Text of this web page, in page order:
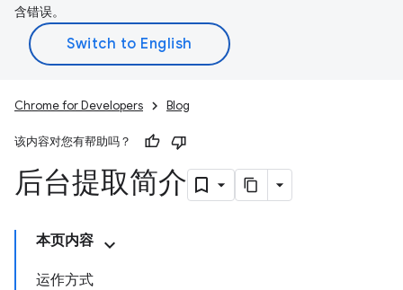
含错误。
Chrome for Developers Blog
该内容对您有帮助吗？
后台提取简介
本页内容
运作方式